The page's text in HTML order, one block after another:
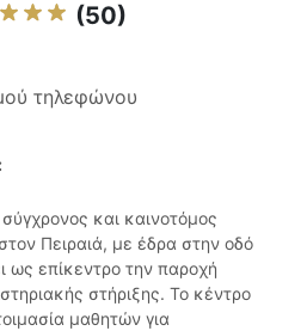
(50)
τηλεφώνου
σύγχρονος και καινοτόμος
Πειραιά, με έδρα στην οδό
ως επίκεντρο την παροχή
στήριξης. Το κέντρο
μαθητών για